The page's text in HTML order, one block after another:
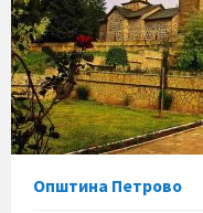
Општина Петрово